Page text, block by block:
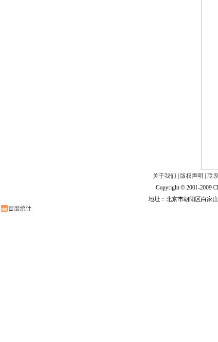
关于我们 版权声明
联
Copyright © 2001-2009
地址：北京市朝阳区白家